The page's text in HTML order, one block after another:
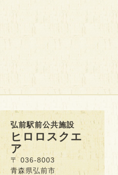
弘前駅前公共施設
ヒロロスクエ
ア
〒 036-8003
青森県弘前市